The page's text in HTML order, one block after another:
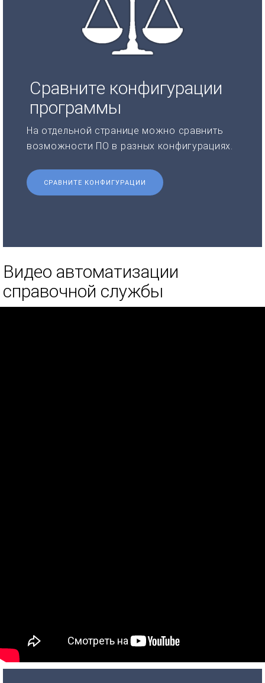
Сравните конфигурации
программы
На отдельной странице можно сравнить
возможности ПО в разных конфигурациях.
СРАВНИТЕ КОНФИГУРАЦИИ
Видео автоматизации
справочной службы